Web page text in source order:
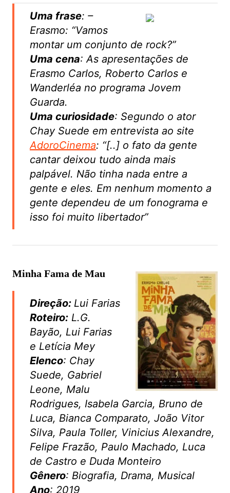
Uma frase: –
Erasmo: “Vamos
montar um conjunto de rock?”
Uma cena: As apresentações de
Erasmo Carlos, Roberto Carlos e
Wanderléa no programa Jovem
Guarda.
Uma curiosidade: Segundo o ator
Chay Suede em entrevista ao site
AdoroCinema: “[..] o fato da gente
cantar deixou tudo ainda mais
palpável. Não tinha nada entre a
gente e eles. Em nenhum momento a
gente dependeu de um fonograma e
isso foi muito libertador”
Minha Fama de Mau
Direção: Lui Farias
Roteiro:L.G.
Bayão, Lui Farias
e Letícia Mey
Elenco: Chay
Suede, Gabriel
Leone, Malu
Rodrigues, Isabela Garcia, Bruno de
Luca, Bianca Comparato, João Vitor
Silva, Paula Toller, Vinicius Alexandre,
Felipe Frazão, Paulo Machado, Luca
de Castro e Duda Monteiro
Gênero: Biografia, Drama, Musical
Ano: 2019